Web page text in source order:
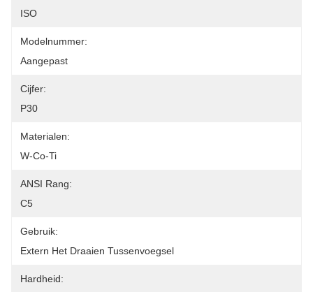
ISO
Modelnummer:
Aangepast
Cijfer:
P30
Materialen:
W-Co-Ti
ANSI Rang:
C5
Gebruik:
Extern Het Draaien Tussenvoegsel
Hardheid: